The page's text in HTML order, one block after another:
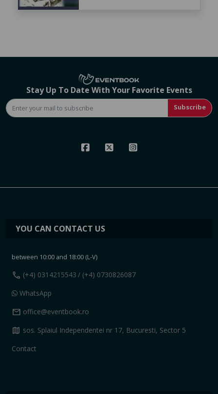
Stay Up To Date With Your Favorite Events
Subscribe
YOU CAN CONTACT US
between 10:00 and 18:00 (L-V)
call (+4) 0314215543 / (+4) 0730826087
WhatsApp
mail office@eventbook.ro
map sos. Splaiul Independentei nr 17, Bucuresti, Sector 5
Contact